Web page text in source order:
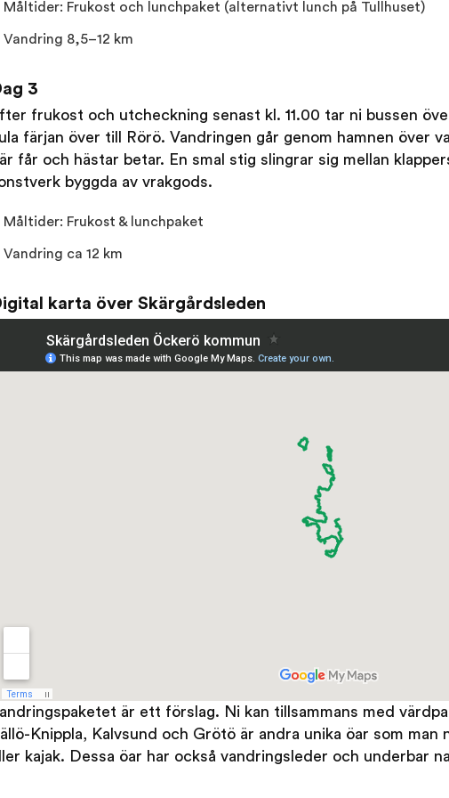
Måltider: Frukost och lunchpaket (alternativt lunch på Tullhuset)
Vandring 8,5–12 km
3
frukost och utcheckning senast kl. 11.00 tar ni bussen
färjan över till Rörö. Vandringen går genom hamnen över
får och hästar betar. En smal stig slingrar sig mellan
byggda av vrakgods.
Måltider: Frukost & lunchpaket
Vandring ca 12 km
karta över Skärgårdsleden
är ett förslag. Ni kan tillsammans med
Knippla, Kalvsund och Grötö är andra unika öar som
kajak. Dessa öar har också vandringsleder och underbar